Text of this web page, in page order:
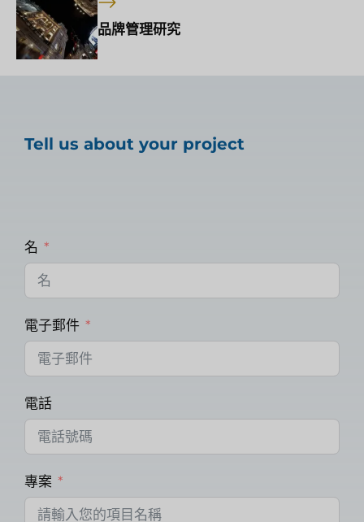
品牌管理研究
Tell us about your project
名
電子郵件
電話
專案